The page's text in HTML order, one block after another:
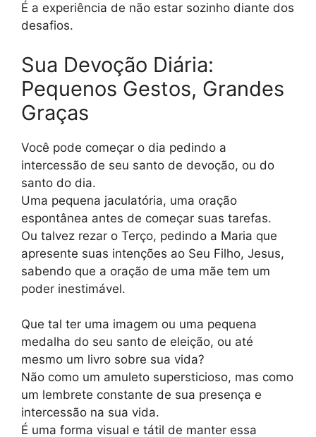
É a experiência de não estar sozinho diante dos
desafios.
Sua Devoção Diária:
Pequenos Gestos, Grandes
Graças
Você pode começar o dia pedindo a
intercessão de seu santo de devoção, ou do
santo do dia.
Uma pequena jaculatória, uma oração
espontânea antes de começar suas tarefas.
Ou talvez rezar o Terço, pedindo a Maria que
apresente suas intenções ao Seu Filho, Jesus,
sabendo que a oração de uma mãe tem um
poder inestimável.
Que tal ter uma imagem ou uma pequena
medalha do seu santo de eleição, ou até
mesmo um livro sobre sua vida?
Não como um amuleto supersticioso, mas como
um lembrete constante de sua presença e
intercessão na sua vida.
É uma forma visual e tátil de manter essa